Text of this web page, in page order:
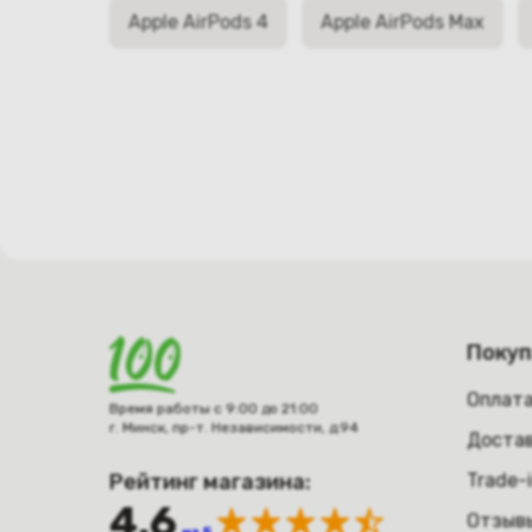
Apple AirPods 4 Apple AirPods Max
Время работы с 9:00 до 21:00
г. Минск, пр-т. Независимости, д.94
Рейтинг магазина:
Trade-